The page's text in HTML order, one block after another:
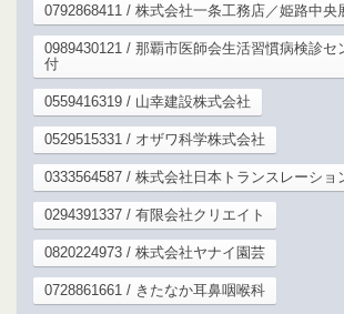
0792868411 / 株式会社一条工務店／姫路中央
0989430121 / 那覇市医師会生活習慣病検診セ
付
0559416319 / 山幸建設株式会社
0529515331 / オザワ科学株式会社
0333564587 / 株式会社日本トランスレーショ
0294391337 / 有限会社クリエイト
0820224973 / 株式会社ヤナイ園芸
0728861661 / きたなか耳鼻咽喉科